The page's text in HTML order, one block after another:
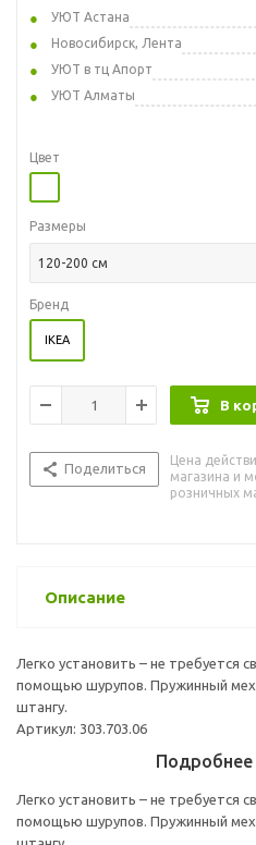
УЮТ Астана
Новосибирск, Лента
УЮТ в тц Апорт
УЮТ Алматы
Цвет
Размеры
120-200 см
Бренд
IKEA
В
Поделиться
Цена
магазина и
розничных
Описание
Легко установить – не требуется
помощью шурупов. Пружинный
штангу.
Артикул: 303.703.06
Подробнее
Легко установить – не требуется
помощью шурупов. Пружинный